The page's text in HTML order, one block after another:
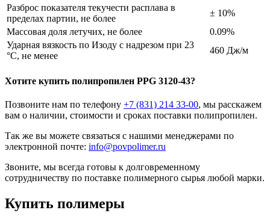
Разброс показателя текучести расплава в
пределах партии, не более
± 10%
Массовая доля летучих, не более
0.09%
Ударная вязкость по Изоду с надрезом при 23
°С, не менее
460 Дж/м
Хотите купить полипропилен PPG 3120-43?
Позвоните нам по телефону +7 (831) 214 33-00, мы расскажем
вам о наличии, стоимости и сроках поставки полипропилен.
Так же вы можете связаться с нашими менеджерами по
электронной почте: info@povpolimer.ru
Звоните, мы всегда готовы к долговременному
сотрудничеству по поставке полимерного сырья любой марки.
Купить полимеры